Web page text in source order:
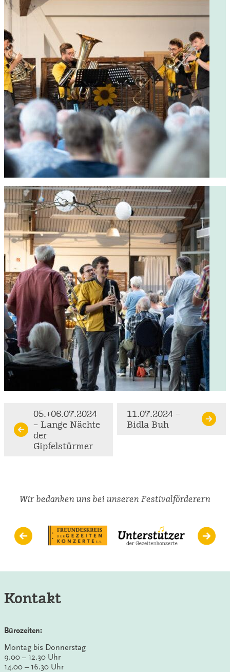
Continue
Reading
05.+06.07.2024
– Lange Nächte
der
Gipfelstürmer
11.07.2024 –
Bidla Buh
Wir bedanken uns bei unseren Festivalförderern
Kontakt
Bürozeiten:
Montag bis Donnerstag
9.00 – 12.30 Uhr
14.00 – 16.30 Uhr